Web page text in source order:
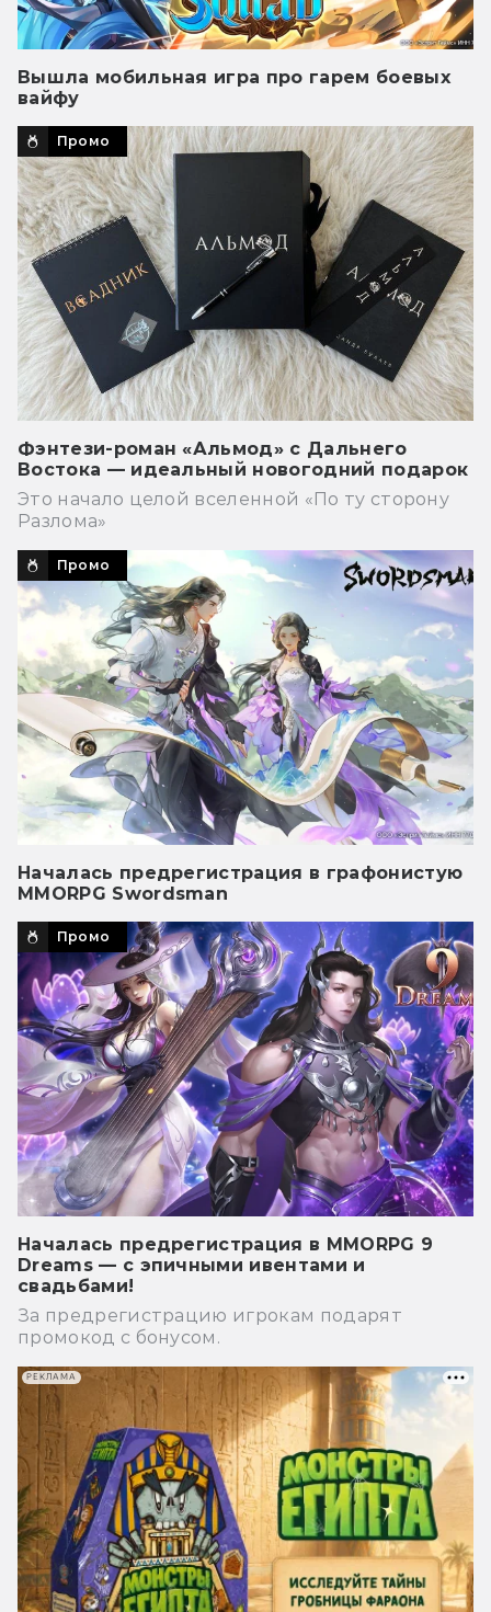
Вышла мобильная игра про гарем боевых
вайфу
Промо
Фэнтези-роман «Альмод» с Дальнего
Востока — идеальный новогодний подарок
Это начало целой вселенной «По ту сторону
Разлома»
Промо
Началась предрегистрация в графонистую
MMORPG Swordsman
Промо
Началась предрегистрация в MMORPG 9
Dreams — с эпичными ивентами и
свадьбами!
За предрегистрацию игрокам подарят
промокод с бонусом.
РЕКЛАМА